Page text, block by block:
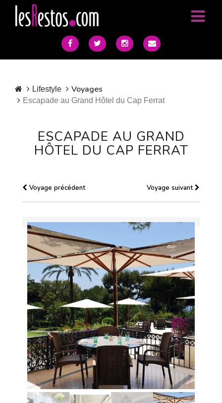
Lifestyle Voyages
Escapade au Grand Hôtel du Cap Ferrat
ESCAPADE AU GRAND
HÔTEL DU CAP FERRAT
Voyage précédent Voyage suivant